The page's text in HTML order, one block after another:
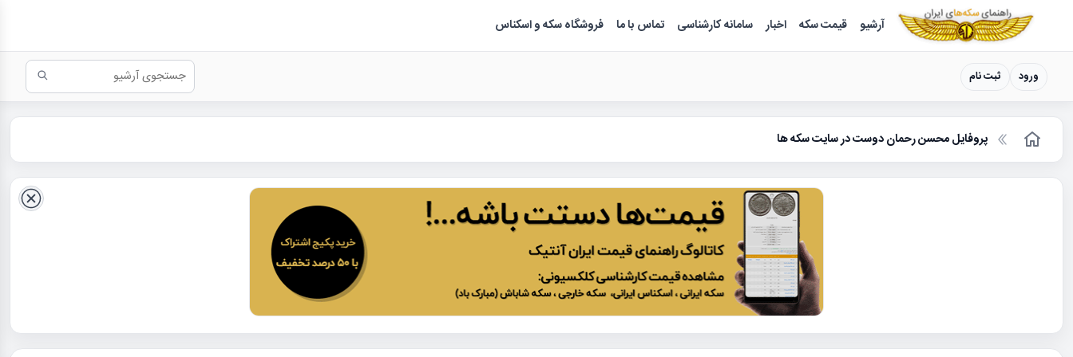
سکه ها ؛ راهنمای سکه شناسی
آرشیو قیمت سکه اخبار سامانه کارشناسی تماس با ما فروشگاه سکه و اسکناس
ورود ثبت نام
پروفایل محسن رحمان دوست در سایت سکه ها